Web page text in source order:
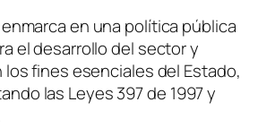
en una política pública
el desarrollo del sector y
los fines esenciales del Estado,
las Leyes 397 de 1997 y